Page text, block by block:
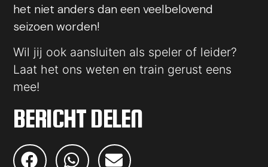
het niet anders dan een veelbelovend
seizoen worden!
Wil jij ook aansluiten als speler of leider?
Laat het ons weten en train gerust eens
mee!
BERICHT DELEN